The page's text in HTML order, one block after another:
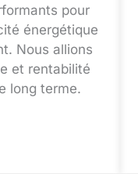
pour
énergétique
Nous allions
et rentabilité
long terme.